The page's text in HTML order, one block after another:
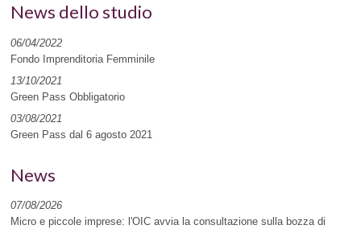
News dello studio
06/04/2022
Fondo Imprenditoria Femminile
13/10/2021
Green Pass Obbligatorio
03/08/2021
Green Pass dal 6 agosto 2021
News
07/08/2026
Micro e piccole imprese: l'OIC avvia la consultazione sulla bozza di